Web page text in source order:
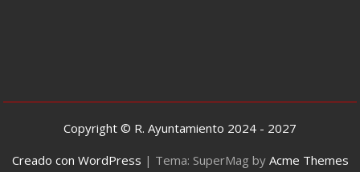
Copyright © R. Ayuntamiento 2024 - 2027
Creado con WordPress | Tema: SuperMag by Acme Themes